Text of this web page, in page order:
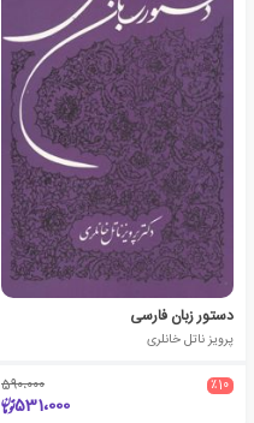
دستور زبان فارسی
پرویز ناتل خانلری
٪10 590،000
531،000